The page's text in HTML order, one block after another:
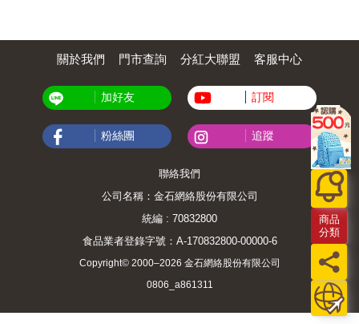
商品
分類
關於我們 門市查詢 分紅大聯盟 客服中心
加好友 訂閱
粉絲團 追蹤
聯絡我們
公司名稱：金石網絡股份有限公司
統編 : 70832800
食品業者登錄字號：A-170832800-00000-6
Copyright© 2000–2026 金石網絡股份有限公司
0806_a861311